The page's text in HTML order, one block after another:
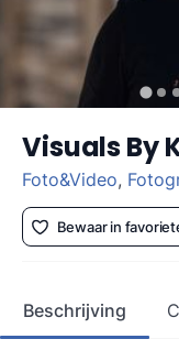
Visuals By
Foto&Video,
Bewaar in
Beschrijving